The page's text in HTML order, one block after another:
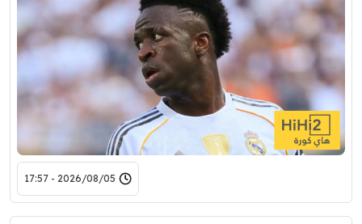
2026/08/05 - 17:57